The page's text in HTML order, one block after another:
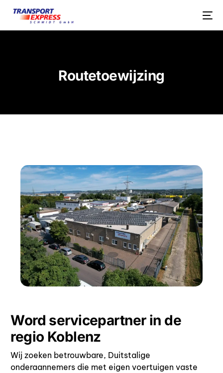
Routetoewijzing
Word servicepartner in de
regio Koblenz
Wij zoeken betrouwbare, Duitstalige
onderaannemers die met eigen voertuigen vaste
NEDERLANDS